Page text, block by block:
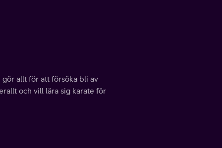
allt för att försöka bli av
och vill lära sig karate för